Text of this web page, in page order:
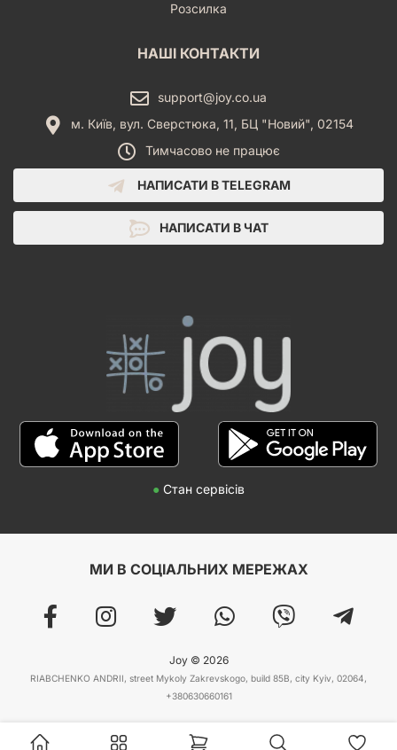
Розсилка
НАШІ КОНТАКТИ
support@joy.co.ua
м. Київ, вул. Сверстюка, 11, БЦ "Новий", 02154
Тимчасово не працює
НАПИСАТИ В TELEGRAM
НАПИСАТИ В ЧАТ
● Стан сервісів
МИ В СОЦІАЛЬНИХ МЕРЕЖАХ
Joy © 2026
RIABCHENKO ANDRII, street Mykoly Zakrevskogo, build 85B, city Kyiv, 02064,
+380630660161